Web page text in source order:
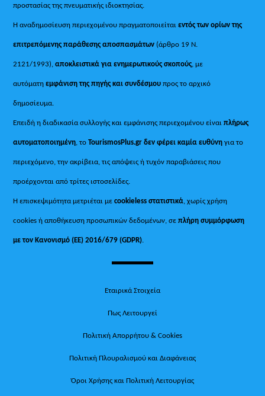
προστασίας της πνευματικής ιδιοκτησίας.
Η αναδημοσίευση περιεχομένου πραγματοποιείταιεντός των ορίων της
επιτρεπόμενης παράθεσης αποσπασμάτων (άρθρο 19 Ν.
2121/1993), αποκλειστικά για ενημερωτικούς σκοπούς, με
αυτόματηεμφάνιση της πηγής και συνδέσμου προς το αρχικό
δημοσίευμα.
Επειδή η διαδικασία συλλογής και εμφάνισης περιεχομένου είναιπλήρως
αυτοματοποιημένη, τοTourismosPlus.gr δεν φέρει καμία ευθύνη για το
περιεχόμενο, την ακρίβεια, τις απόψεις ή τυχόν παραβιάσεις που
προέρχονται από τρίτες ιστοσελίδες.
Η επισκεψιμότητα μετριέται μεcookieless στατιστικά, χωρίς χρήση
cookies ή αποθήκευση προσωπικών δεδομένων, σεπλήρη συμμόρφωση
με τον Κανονισμό (ΕΕ) 2016/679 (GDPR).
Εταιρικά Στοιχεία
Πως Λειτουργεί
Πολιτική Απορρήτου & Cookies
Πολιτική Πλουραλισμού και Διαφάνειας
Όροι Χρήσης και Πολιτική Λειτουργίας